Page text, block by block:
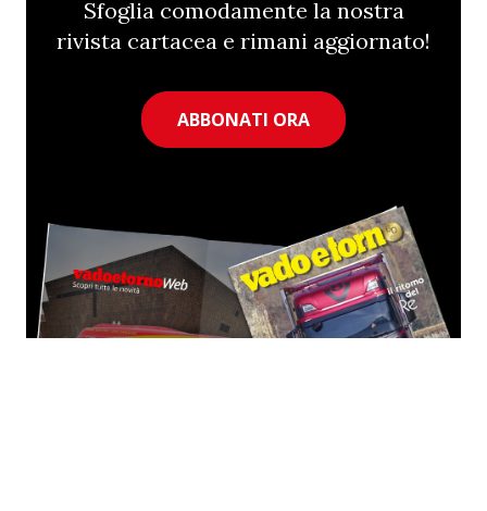
Sfoglia comodamente la nostra
rivista cartacea e rimani aggiornato!
ABBONATI ORA